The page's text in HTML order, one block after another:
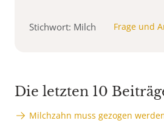
Stichwort: Milch Frage und
Die letzten 10
Milchzahn muss gezogen